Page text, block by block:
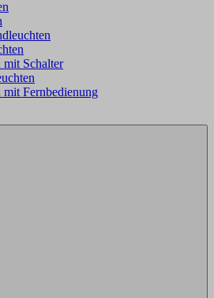
mit Schalter
mit Fernbedienung